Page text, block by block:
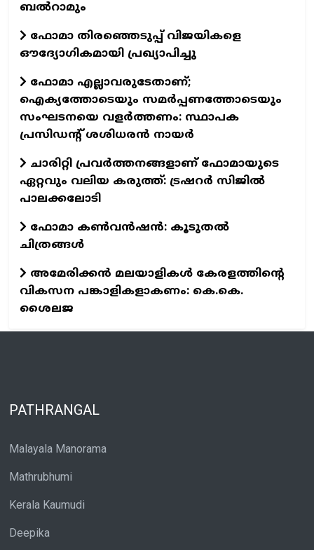
ബൽറാമും
ഫോമാ തിരഞ്ഞെടുപ്പ് വിജയികളെ
ഔദ്യോഗികമായി പ്രഖ്യാപിച്ചു
ഫോമാ എല്ലാവരുടേതാണ്;
ഐക്യത്തോടെയും സമർപ്പണത്തോടെയും
സംഘടനയെ വളർത്തണം: സ്ഥാപക
പ്രസിഡന്റ് ശശിധരൻ നായർ
ചാരിറ്റി പ്രവർത്തനങ്ങളാണ് ഫോമായുടെ
ഏറ്റവും വലിയ കരുത്ത്: ട്രഷറർ സിജിൽ
പാലക്കലോടി
ഫോമാ കണ്‍വന്‍ഷന്‍: കൂടുതല്‍
ചിത്രങ്ങള്‍
അമേരിക്കൻ മലയാളികൾ കേരളത്തിന്റെ
വികസന പങ്കാളികളാകണം: കെ.കെ.
ശൈലജ
PATHRANGAL
Malayala Manorama
Mathrubhumi
Kerala Kaumudi
Deepika